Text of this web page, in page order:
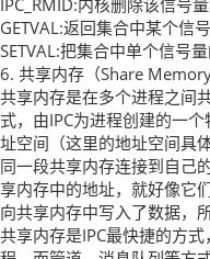
IPC_RMID:内核删除该信号量
GETVAL:返回集合中某个信号
SETVAL:把集合中单个信号
6. 共享内存（Share Memory
共享内存是在多个进程之间
式，由IPC为进程创建的一
址空间（这里的地址空间具
同一段共享内存连接到自己
享内存中的地址，就好像它
向共享内存中写入了数据，
共享内存是IPC最快捷的方